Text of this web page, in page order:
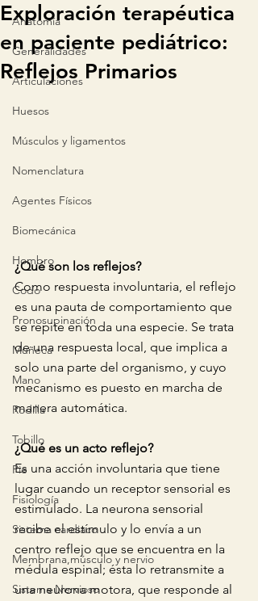
Anatomía
Generalidades
Articulaciones
Huesos
Músculos y ligamentos
Nomenclatura
Agentes Físicos
Biomecánica
Hombro
Codo
Pronosupinación
Muñeca
Mano
Rodilla
Tobillo
Pie
Fisiología
Sistema cardiaco
Membrana,músculo y nervio
Sistema Nervioso
Exploración terapéutica
en paciente pediátrico:
Reflejos Primarios
¿Qué son los reflejos?
Como respuesta involuntaria, el reflejo
es una pauta de comportamiento que
se repite en toda una especie. Se trata
de una respuesta local, que implica a
solo una parte del organismo, y cuyo
mecanismo es puesto en marcha de
manera automática.
¿Qué es un acto reflejo?
Es una acción involuntaria que tiene
lugar cuando un receptor sensorial es
estimulado. La neurona sensorial
recibe el estímulo y lo envía a un
centro reflejo que se encuentra en la
médula espinal; ésta lo retransmite a
una neurona motora, que responde al